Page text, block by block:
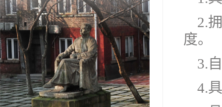
2.
度。
3.
4.